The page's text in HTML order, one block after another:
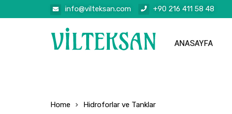
info@vilteksan.com +90 216 411 58 48
ANASAYFA
Home Hidroforlar ve Tanklar